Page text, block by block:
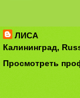
ЛИСА
Калининград,
Просмотреть